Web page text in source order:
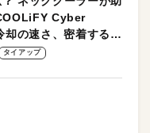
Cyber
の速さ、密着する冷
な操作性がグッド！
タイアップ